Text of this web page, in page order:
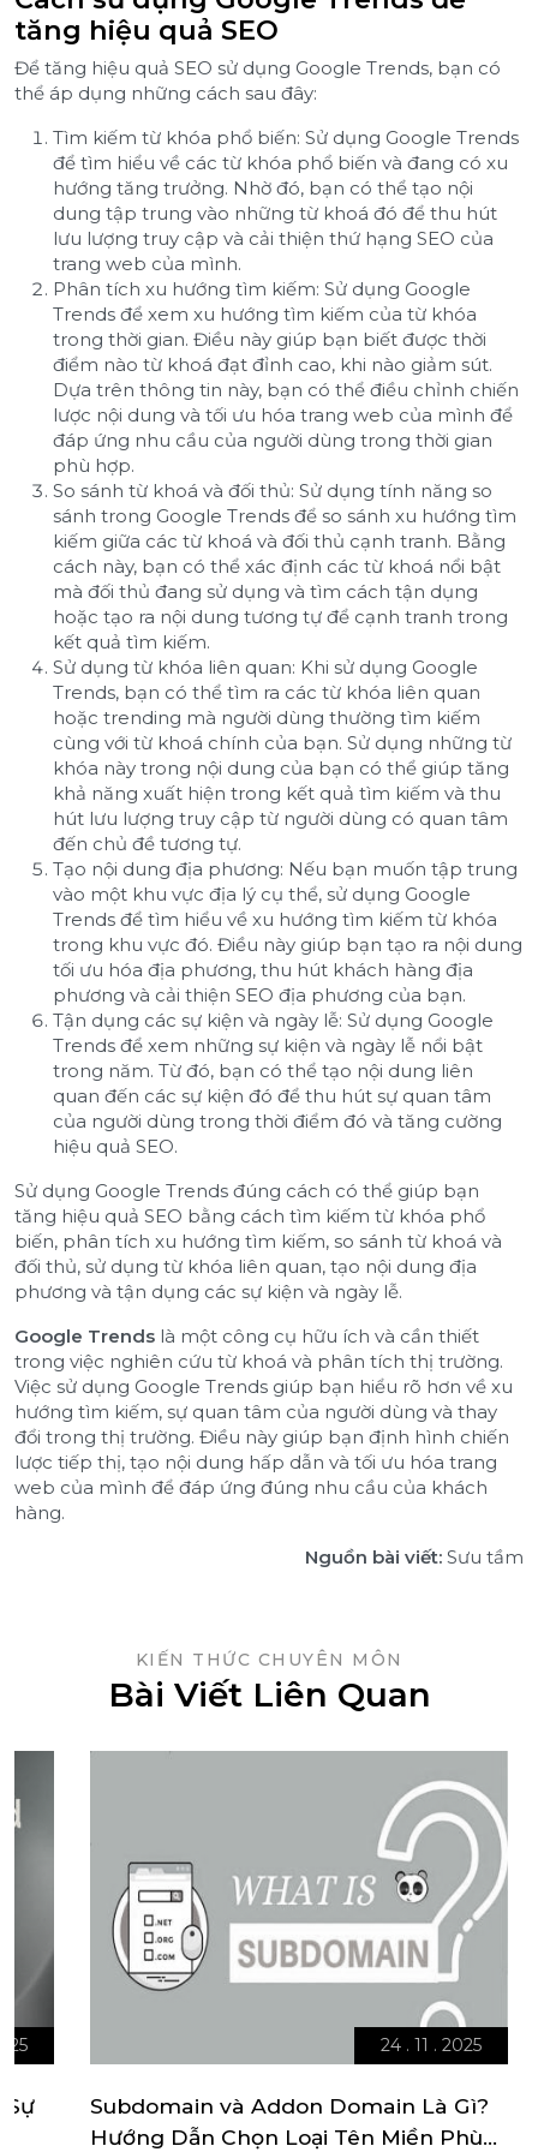
tăng hiệu quả SEO
Để tăng hiệu quả SEO sử dụng Google Trends, bạn có
thể áp dụng những cách sau đây:
Tìm kiếm từ khóa phổ biến: Sử dụng Google Trends
để tìm hiểu về các từ khóa phổ biến và đang có xu
hướng tăng trưởng. Nhờ đó, bạn có thể tạo nội
dung tập trung vào những từ khoá đó để thu hút
lưu lượng truy cập và cải thiện thứ hạng SEO của
trang web của mình.
Phân tích xu hướng tìm kiếm: Sử dụng Google
Trends để xem xu hướng tìm kiếm của từ khóa
trong thời gian. Điều này giúp bạn biết được thời
điểm nào từ khoá đạt đỉnh cao, khi nào giảm sút.
Dựa trên thông tin này, bạn có thể điều chỉnh chiến
lược nội dung và tối ưu hóa trang web của mình để
đáp ứng nhu cầu của người dùng trong thời gian
phù hợp.
So sánh từ khoá và đối thủ: Sử dụng tính năng so
sánh trong Google Trends để so sánh xu hướng tìm
kiếm giữa các từ khoá và đối thủ cạnh tranh. Bằng
cách này, bạn có thể xác định các từ khoá nổi bật
mà đối thủ đang sử dụng và tìm cách tận dụng
hoặc tạo ra nội dung tương tự để cạnh tranh trong
kết quả tìm kiếm.
Sử dụng từ khóa liên quan: Khi sử dụng Google
Trends, bạn có thể tìm ra các từ khóa liên quan
hoặc trending mà người dùng thường tìm kiếm
cùng với từ khoá chính của bạn. Sử dụng những từ
khóa này trong nội dung của bạn có thể giúp tăng
khả năng xuất hiện trong kết quả tìm kiếm và thu
hút lưu lượng truy cập từ người dùng có quan tâm
đến chủ đề tương tự.
Tạo nội dung địa phương: Nếu bạn muốn tập trung
vào một khu vực địa lý cụ thể, sử dụng Google
Trends để tìm hiểu về xu hướng tìm kiếm từ khóa
trong khu vực đó. Điều này giúp bạn tạo ra nội dung
tối ưu hóa địa phương, thu hút khách hàng địa
phương và cải thiện SEO địa phương của bạn.
Tận dụng các sự kiện và ngày lễ: Sử dụng Google
Trends để xem những sự kiện và ngày lễ nổi bật
trong năm. Từ đó, bạn có thể tạo nội dung liên
quan đến các sự kiện đó để thu hút sự quan tâm
của người dùng trong thời điểm đó và tăng cường
hiệu quả SEO.
Sử dụng Google Trends đúng cách có thể giúp bạn
tăng hiệu quả SEO bằng cách tìm kiếm từ khóa phổ
biến, phân tích xu hướng tìm kiếm, so sánh từ khoá và
đối thủ, sử dụng từ khóa liên quan, tạo nội dung địa
phương và tận dụng các sự kiện và ngày lễ.
Google Trends là một công cụ hữu ích và cần thiết
trong việc nghiên cứu từ khoá và phân tích thị trường.
Việc sử dụng Google Trends giúp bạn hiểu rõ hơn về xu
hướng tìm kiếm, sự quan tâm của người dùng và thay
đổi trong thị trường. Điều này giúp bạn định hình chiến
lược tiếp thị, tạo nội dung hấp dẫn và tối ưu hóa trang
web của mình để đáp ứng đúng nhu cầu của khách
hàng.
Nguồn bài viết: Sưu tầm
KIẾN THỨC CHUYÊN MÔN
Bài Viết Liên Quan
24 . 11 . 2025
Subdomain và Addon Domain Là Gì?
Hướng Dẫn Chọn Loại Tên Miền Phù
Cách
Từng